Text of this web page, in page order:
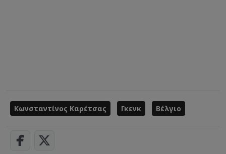
Κωνσταντίνος Καρέτσας Γκενκ Βέλγιο